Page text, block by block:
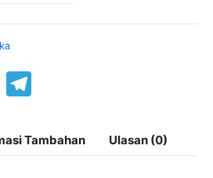
X
e
gr
Tambahan Ulasan (0)